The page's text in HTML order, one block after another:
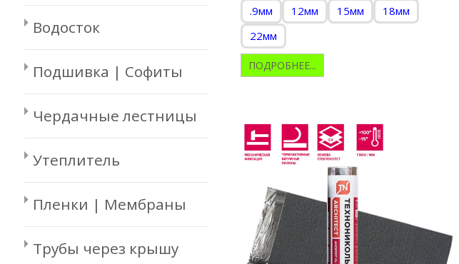
.9мм 12мм 15мм
18мм
22мм
ПОДРОБНЕЕ...
Водосток
Подшивка | Софиты
Чердачные лестницы
Утеплитель
Пленки | Мембраны
Трубы через крышу